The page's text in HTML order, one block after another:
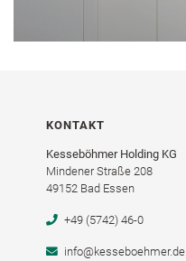
KONTAKT
Kesseböhmer Holding KG
Mindener Straße 208
49152 Bad Essen
+49 (5742) 46-0
info@kesseboehmer.de